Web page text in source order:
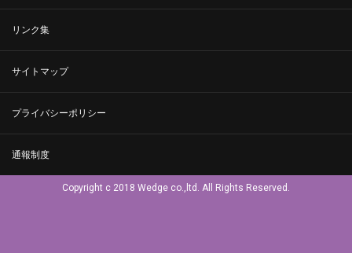
リンク集
サイトマップ
プライバシーポリシー
通報制度
Copyright c 2018 Wedge co.,ltd. All Rights Reserved.